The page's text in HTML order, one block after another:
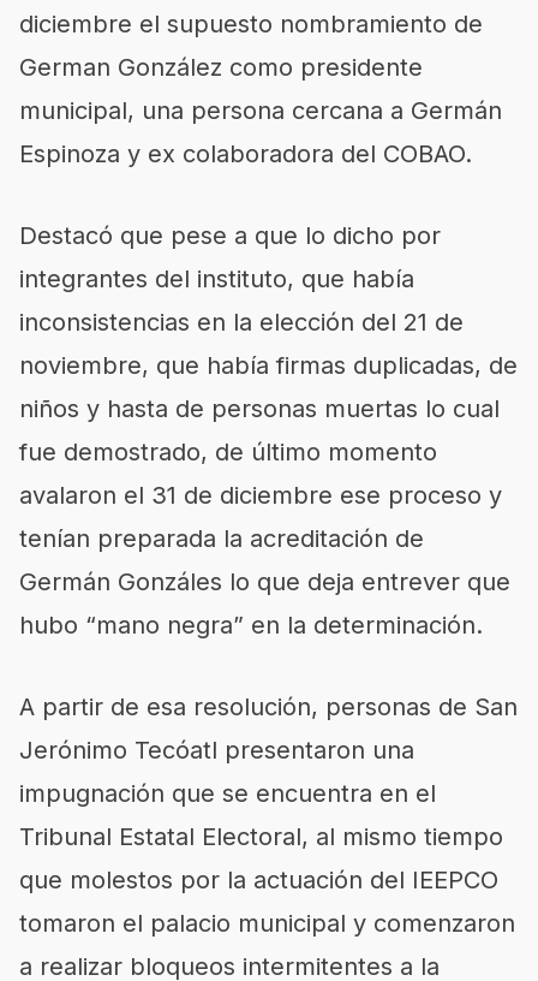
diciembre el supuesto nombramiento de
German González como presidente
municipal, una persona cercana a Germán
Espinoza y ex colaboradora del COBAO.
Destacó que pese a que lo dicho por
integrantes del instituto, que había
inconsistencias en la elección del 21 de
noviembre, que había firmas duplicadas, de
niños y hasta de personas muertas lo cual
fue demostrado, de último momento
avalaron el 31 de diciembre ese proceso y
tenían preparada la acreditación de
Germán Gonzáles lo que deja entrever que
hubo “mano negra” en la determinación.
A partir de esa resolución, personas de San
Jerónimo Tecóatl presentaron una
impugnación que se encuentra en el
Tribunal Estatal Electoral, al mismo tiempo
que molestos por la actuación del IEEPCO
tomaron el palacio municipal y comenzaron
a realizar bloqueos intermitentes a la